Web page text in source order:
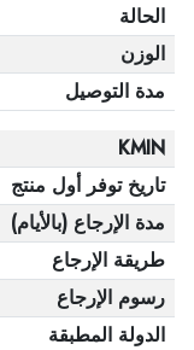
الحالة
الوزن
مدة التوصيل
KMIN
تاريخ توفر أول منتج
مدة الإرجاع (بالأيام)
طريقة الإرجاع
رسوم الإرجاع
الدولة المطبقة